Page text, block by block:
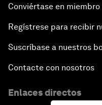
Conviértase en miembro
Regístrese para recibir
Suscríbase a nuestros
Contacte con nosotros
Enlaces directos